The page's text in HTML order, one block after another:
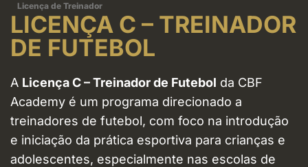
Licença de Treinador
LICENÇA C – TREINADOR
DE FUTEBOL
A Licença C – Treinador de Futebol da CBF
Academy é um programa direcionado a
treinadores de futebol, com foco na introdução
e iniciação da prática esportiva para crianças e
adolescentes, especialmente nas escolas de